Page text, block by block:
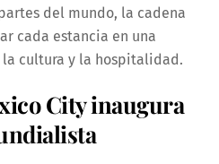
del mundo, la cadena
cada estancia en una
cultura y la hospitalidad.
City inaugura